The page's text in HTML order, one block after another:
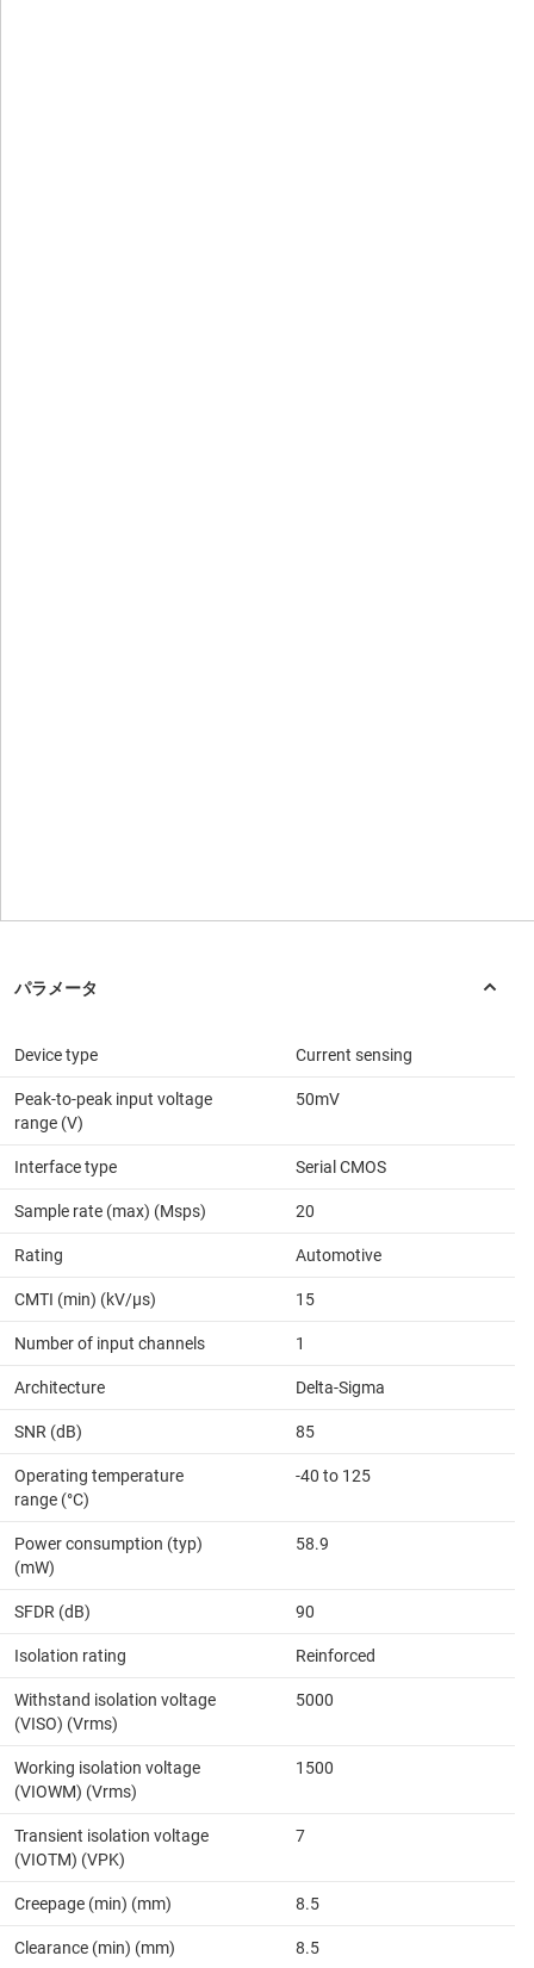
Device type Current sensing
Peak-to-peak input voltage
range (V)
50mV
Interface type Serial CMOS
Sample rate (max) (Msps) 20
Rating Automotive
CMTI (min) (kV/µs) 15
Number of input channels 1
Architecture Delta-Sigma
SNR (dB) 85
Operating temperature
range (°C)
-40 to 125
Power consumption (typ)
(mW)
58.9
SFDR (dB) 90
Isolation rating Reinforced
Withstand isolation voltage
(VISO) (Vrms)
5000
Working isolation voltage
(VIOWM) (Vrms)
1500
Transient isolation voltage
(VIOTM) (VPK)
7
Creepage (min) (mm) 8.5
Clearance (min) (mm) 8.5